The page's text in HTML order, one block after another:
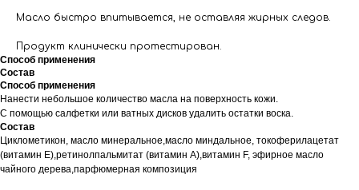
Масло быстро впитывается, не оставляя жирных следов.
Продукт клинически протестирован.
Способ применения
Состав
Способ применения
Нанести небольшое количество масла на поверхность кожи.
С помощью салфетки или ватных дисков удалить остатки воска.
Состав
Циклометикон, масло минеральное,масло миндальное, токоферилацетат
(витамин Е),ретинолпальмитат (витамин А),витамин F, эфирное масло
чайного дерева,парфюмерная композиция